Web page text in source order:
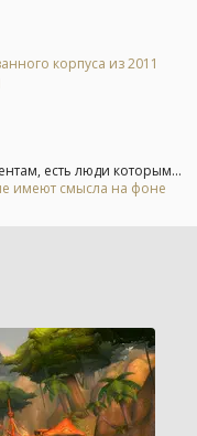
корпуса из 2011
есть люди которым...
имеют смысла на фоне